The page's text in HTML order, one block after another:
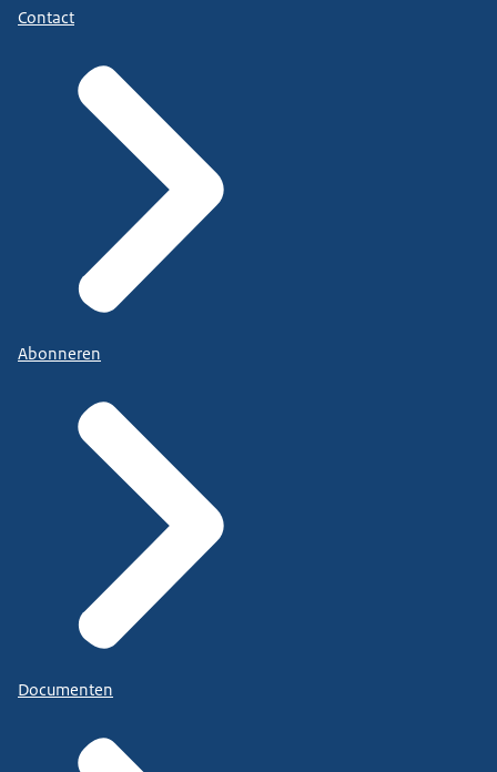
Contact
Abonneren
Documenten